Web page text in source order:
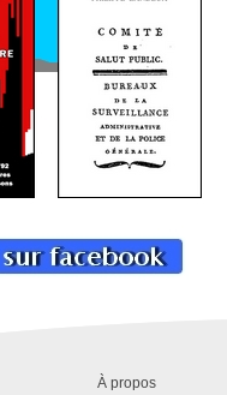
À propos